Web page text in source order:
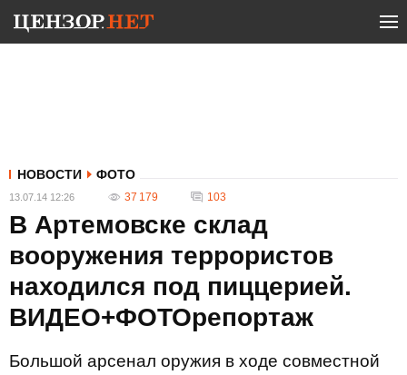
НОВОСТИ ФОТО
13.07.14 12:26 37 179 103
В Артемовске склад
вооружения террористов
находился под пиццерией.
ВИДЕО+ФОТОрепортаж
Большой арсенал оружия в ходе совместной